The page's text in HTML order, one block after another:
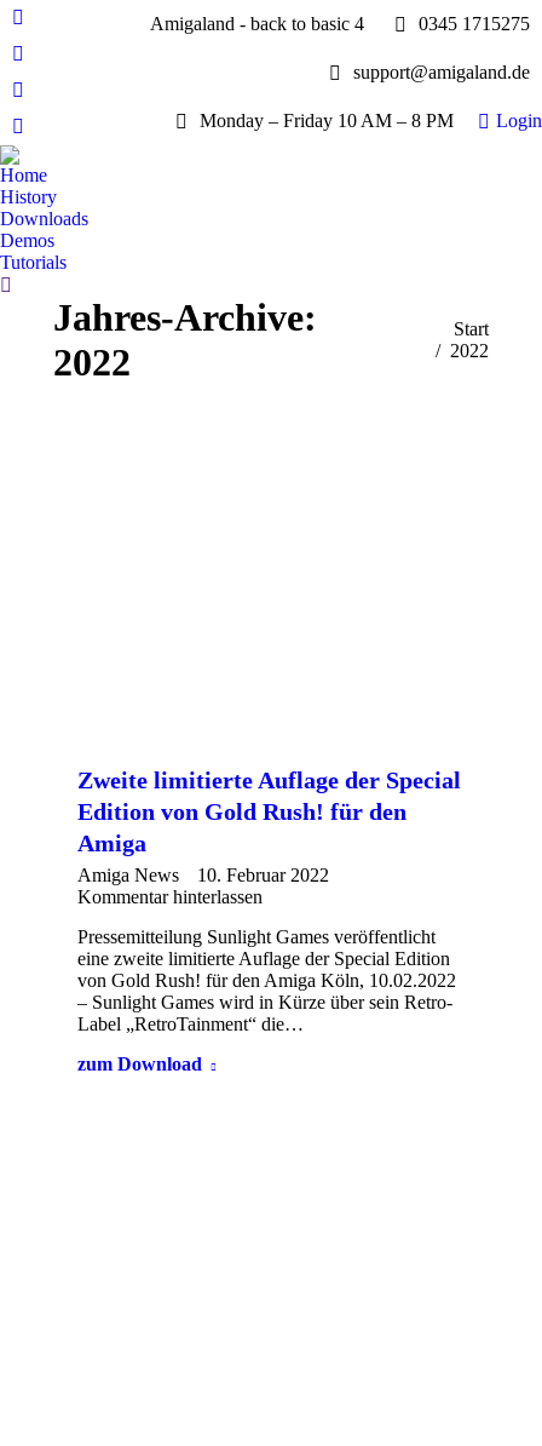
Facebook
page
opens
new
window
YouTube
page
opens
in
new
window
Whatsapp
page
opens
in
new
window
E-
Mail
page
opens
in
new
Amigaland - back to basic 4 0345 1715275
support@amigaland.de
Monday – Friday 10 AM – 8 PM Login
Home
History
Downloads
Demos
Tutorials
Search:
Jahres-Archive:
2022
Sie befinden sich
Start
2022
Zweite limitierte Auflage der Special
Edition von Gold Rush! für den
Amiga
Amiga News
10. Februar 2022
Kommentar hinterlassen
Pressemitteilung Sunlight Games veröffentlicht
eine zweite limitierte Auflage der Special Edition
von Gold Rush! für den Amiga Köln, 10.02.2022
– Sunlight Games wird in Kürze über sein Retro-
Label „RetroTainment“ die…
zum Download